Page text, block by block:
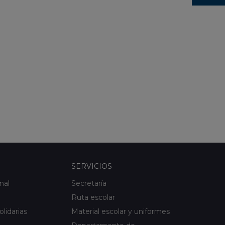
SERVICIOS
Secretaría
Ruta escolar
Material escolar y uniformes